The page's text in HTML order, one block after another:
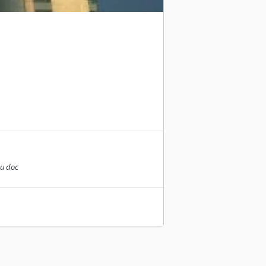
parcours et sa culture de quoi
doc